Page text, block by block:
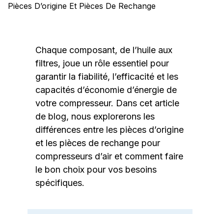
Pièces D’origine Et Pièces De Rechange
Chaque composant, de l’huile aux
filtres, joue un rôle essentiel pour
garantir la fiabilité, l’efficacité et les
capacités d’économie d’énergie de
votre compresseur. Dans cet article
de blog, nous explorerons les
différences entre les pièces d’origine
et les pièces de rechange pour
compresseurs d’air et comment faire
le bon choix pour vos besoins
spécifiques.